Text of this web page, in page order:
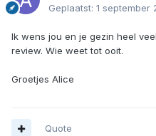
Geplaatst: 1 september
Ik wens jou en je gezin heel
review. Wie weet tot ooit.
Groetjes Alice
Quote